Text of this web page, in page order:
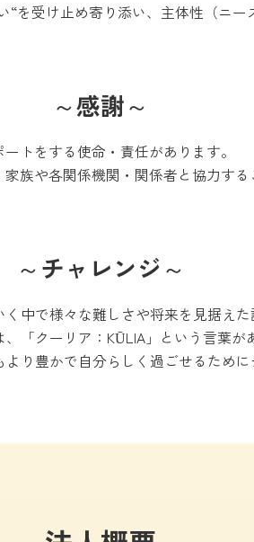
“を受け止め寄り添い、主体性（ニ
～感謝～
トをする使命・責任があります。
族や各関係機関・関係者と協力す
～チャレンジ～
中で様々な難しさや将来を見据え
「クーリア：KŪLIA」という言葉が
り豊かで自分らしく過ごせるために